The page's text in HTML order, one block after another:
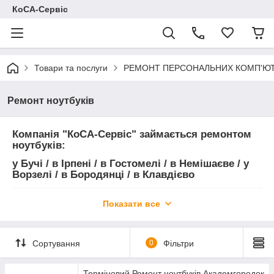
КоСА-Сервіс
Товари та послуги РЕМОНТ ПЕРСОНАЛЬНИХ
Ремонт ноутбуків
Компанія "КоСА-Сервіс" займається ремонтом
ноутбуків:
у Бучі / в Ірпені / в Гостомелі / в Немішаєве / у
Ворзелі / в Бородянці / в Клавдієво
Заміна екрана дисплея/матриці) ноутбука
Ремонт екрана дисплея/матриці) ноутбука
Показати все
Сортування 0 Фільтри